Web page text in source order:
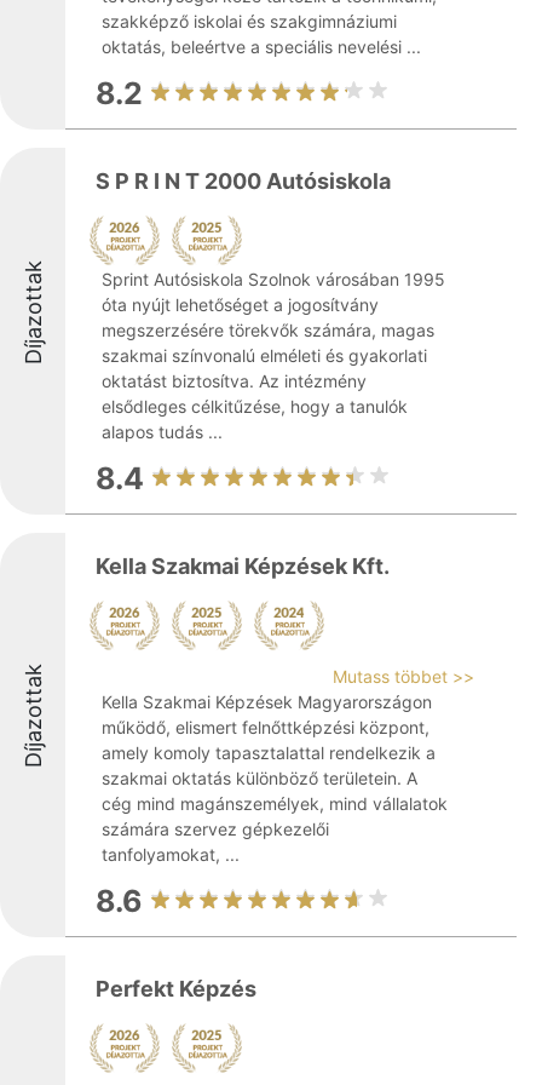
szakképző iskolai és szakgimnáziumi
oktatás, beleértve a speciális nevelési ...
8.2
Díjazottak
S P R I N T 2000 Autósiskola
Sprint Autósiskola Szolnok városában 1995
óta nyújt lehetőséget a jogosítvány
megszerzésére törekvők számára, magas
szakmai színvonalú elméleti és gyakorlati
oktatást biztosítva. Az intézmény
elsődleges célkitűzése, hogy a tanulók
alapos tudás ...
8.4
Díjazottak
Kella Szakmai Képzések Kft.
Mutass többet >>
Kella Szakmai Képzések Magyarországon
működő, elismert felnőttképzési központ,
amely komoly tapasztalattal rendelkezik a
szakmai oktatás különböző területein. A
cég mind magánszemélyek, mind vállalatok
számára szervez gépkezelői
tanfolyamokat, ...
8.6
Perfekt Képzés